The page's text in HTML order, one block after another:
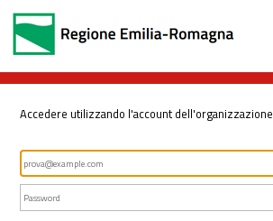
Accedere utilizzando l'account dell'organizzazione